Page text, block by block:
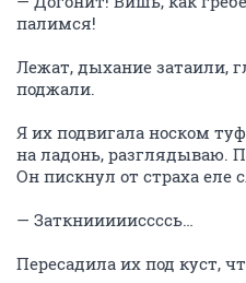
палимся!
Лежат, дыхание затаили,
поджали.
Я их подвигала носком
на ладонь, разглядываю.
Он пискнул от страха
— Заткниииииссссь…
Пересадила их под куст,